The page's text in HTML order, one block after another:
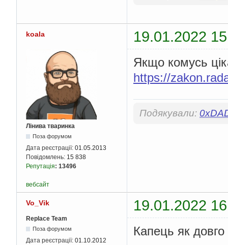
koala 19.01.2022
Лінива тваринка
Поза форумом
Дата реєстрації: 01.05.2013
Повідомлень: 15 838
Репутація: 13496
Якщо комусь
https://
Подякували:
вебсайт
Vo_Vik 19.01.2022
Replace Team
Поза форумом
Дата реєстрації: 01.10.2012
Капець як довго